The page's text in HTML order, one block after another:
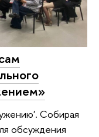
Собирая
обсуждения